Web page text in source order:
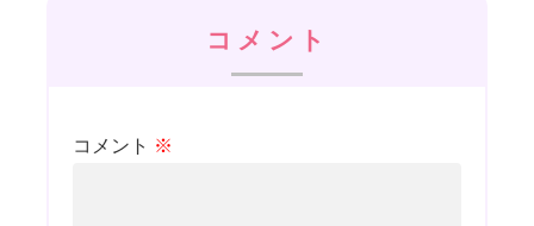
コメント
コメント ※